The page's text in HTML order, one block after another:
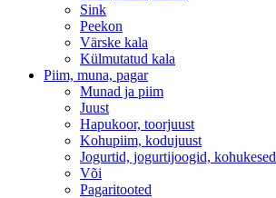
Sink
Peekon
Värske kala
Külmutatud kala
Piim, muna, pagar
Munad ja piim
Juust
Hapukoor, toorjuust
Kohupiim, kodujuust
Jogurtid, jogurtijoogid, kohukesed
Või
Pagaritooted